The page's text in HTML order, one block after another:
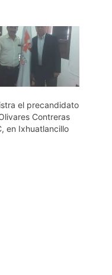
el precandidato
Contreras
en Ixhuatlancillo